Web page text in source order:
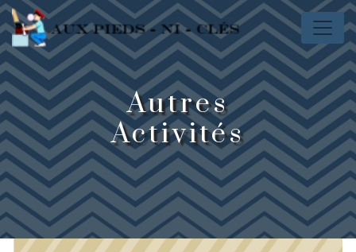
Panneau de gestion des cookies
Autres
Activités